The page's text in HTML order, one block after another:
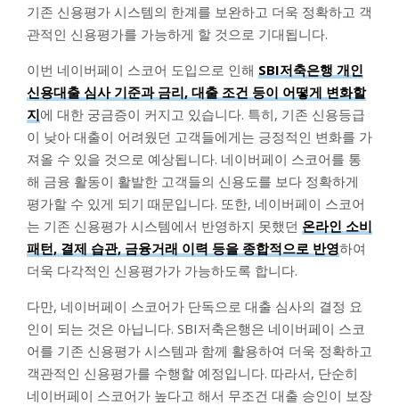
기존 신용평가 시스템의 한계를 보완하고 더욱 정확하고 객
관적인 신용평가를 가능하게 할 것으로 기대됩니다.
이번 네이버페이 스코어 도입으로 인해 SBI저축은행 개인
신용대출 심사 기준과 금리, 대출 조건 등이 어떻게 변화할
지에 대한 궁금증이 커지고 있습니다. 특히, 기존 신용등급
이 낮아 대출이 어려웠던 고객들에게는 긍정적인 변화를 가
져올 수 있을 것으로 예상됩니다. 네이버페이 스코어를 통
해 금융 활동이 활발한 고객들의 신용도를 보다 정확하게
평가할 수 있게 되기 때문입니다. 또한, 네이버페이 스코어
는 기존 신용평가 시스템에서 반영하지 못했던 온라인 소비
패턴, 결제 습관, 금융거래 이력 등을 종합적으로 반영하여
더욱 다각적인 신용평가가 가능하도록 합니다.
다만, 네이버페이 스코어가 단독으로 대출 심사의 결정 요
인이 되는 것은 아닙니다. SBI저축은행은 네이버페이 스코
어를 기존 신용평가 시스템과 함께 활용하여 더욱 정확하고
객관적인 신용평가를 수행할 예정입니다. 따라서, 단순히
네이버페이 스코어가 높다고 해서 무조건 대출 승인이 보장